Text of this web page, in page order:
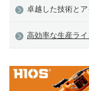
卓越した技術と
高効率な生産ライ